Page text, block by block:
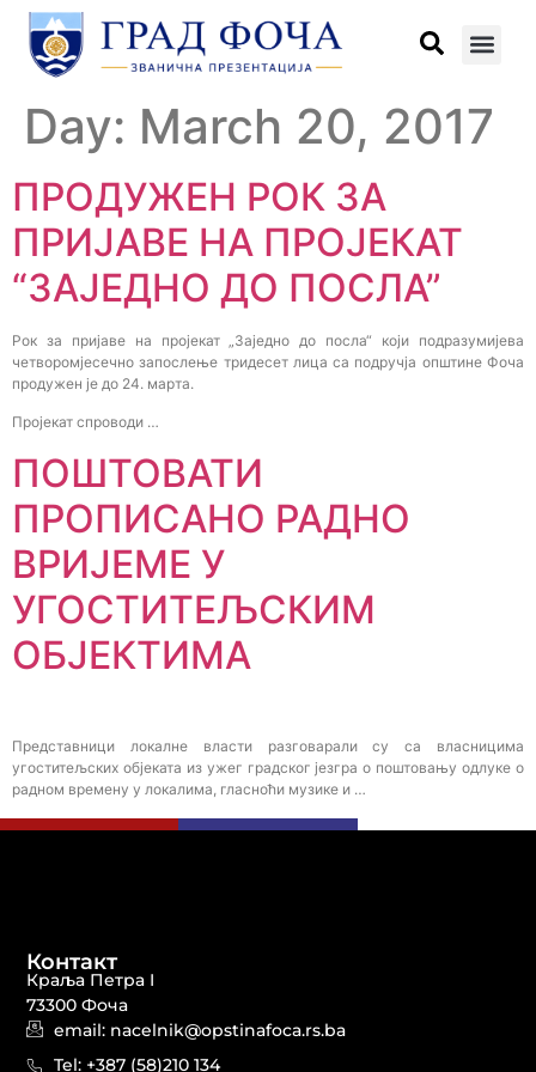
Day: March 20, 2017
ПРОДУЖЕН РОК ЗА
ПРИЈАВЕ НА ПРОЈЕКАТ
“ЗАЈЕДНО ДО ПОСЛА”
Рок за пријаве на пројекат „Заједно до посла“ који подразумијева
четворомјесечно запослење тридесет лица са подручја општине Фоча
продужен је до 24. марта.
Пројекат спроводи …
ПОШТОВАТИ
ПРОПИСАНО РАДНО
ВРИЈЕМЕ У
УГОСТИТЕЉСКИМ
ОБЈЕКТИМА
Представници локалне власти разговарали су са власницима
угоститељских објеката из ужег градског језгра о поштовању одлуке о
радном времену у локалима, гласноћи музике и …
Контакт
Краља Петра I
73300 Фоча
email: nacelnik@opstinafoca.rs.ba
Tel: +387 (58)210 134